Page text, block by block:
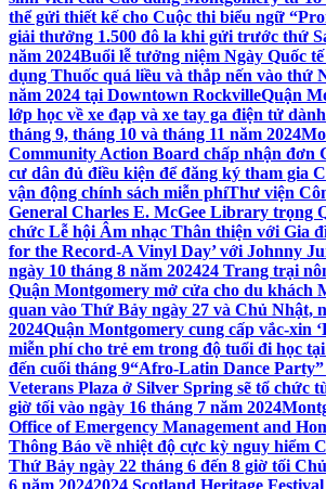
thể gửi thiết kế cho Cuộc thi biểu ngữ
giải thưởng 1.500 đô la khi gửi trước thứ
năm 2024Buổi lễ tưởng niệm Ngày Quốc
dụng Thuốc quá liều và thắp nến vào thứ
năm 2024 tại Downtown RockvilleQuận
lớp học về xe đạp và xe tay ga điện tử
tháng 9, tháng 10 và tháng 11 năm 2024
Community Action Board chấp nhận đơn
cư dân đủ điều kiện để đăng ký tham gia
vận động chính sách miễn phíThư viện
General Charles E. McGee Library trọng
chức Lễ hội Âm nhạc Thân thiện với Gia
for the Record-A Vinyl Day’ với Johnny
ngày 10 tháng 8 năm 202424 Trang trại
Quận Montgomery mở cửa cho du khách
quan vào Thứ Bảy ngày 27 và Chủ Nhật,
2024Quận Montgomery cung cấp vắc-xin
miễn phí cho trẻ em trong độ tuổi đi học
đến cuối tháng 9“Afro-Latin Dance
Veterans Plaza ở Silver Spring sẽ tổ chức
giờ tối vào ngày 16 tháng 7 năm 2024
Office of Emergency Management and
Thông Báo về nhiệt độ cực kỳ nguy hiểm
Thứ Bảy ngày 22 tháng 6 đến 8 giờ tối